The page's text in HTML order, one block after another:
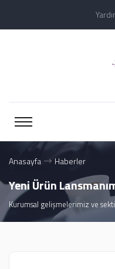
Anasayfa Haberler
Yeni Ürün
Kurumsal gelişmelerimiz ve